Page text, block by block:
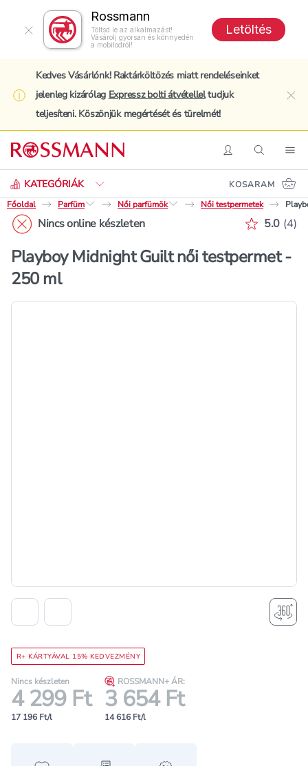
Rossmann
Töltsd le az alkalmazást!
Vásárolj gyorsan és könnyedén
a mobilodról!
Letöltés
Kedves Vásárlónk! Raktárköltözés miatt rendeléseinket
jelenleg kizárólag Expressz bolti átvételleltudjuk
teljesíteni. Köszönjük megértését és türelmét!
BelépésKeresés
KATEGÓRIÁK
Keresés
KOSARAM
Főoldal
Parfüm Női parfümök Női testpermetek
Nincs online készleten 5.0 (4)
Playboy Midnight Guilt női testpermet -
250 ml
R+ KÁRTYÁVAL 15% KEDVEZMÉNY
Nincs készleten
4 299 Ft
17 196 Ft/l
ROSSMANN+ ÁR:
3 654 Ft
14 616 Ft/l